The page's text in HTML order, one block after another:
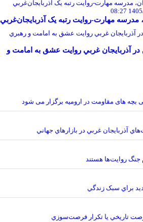
1405/
مدرسه مهارت-روايت رتبه يک آذربايجان‌غربي
در آذربايجان غربي روايت عشق به امامت و
بچه های مقاومت در ارومیه برگزار می شود
آذربايجان غربي در بازارهاي جهاني
جنگ روايت‌ها هستند
براي سبک زندگي
تاريخي يا تکرار فرصت‌سوزي